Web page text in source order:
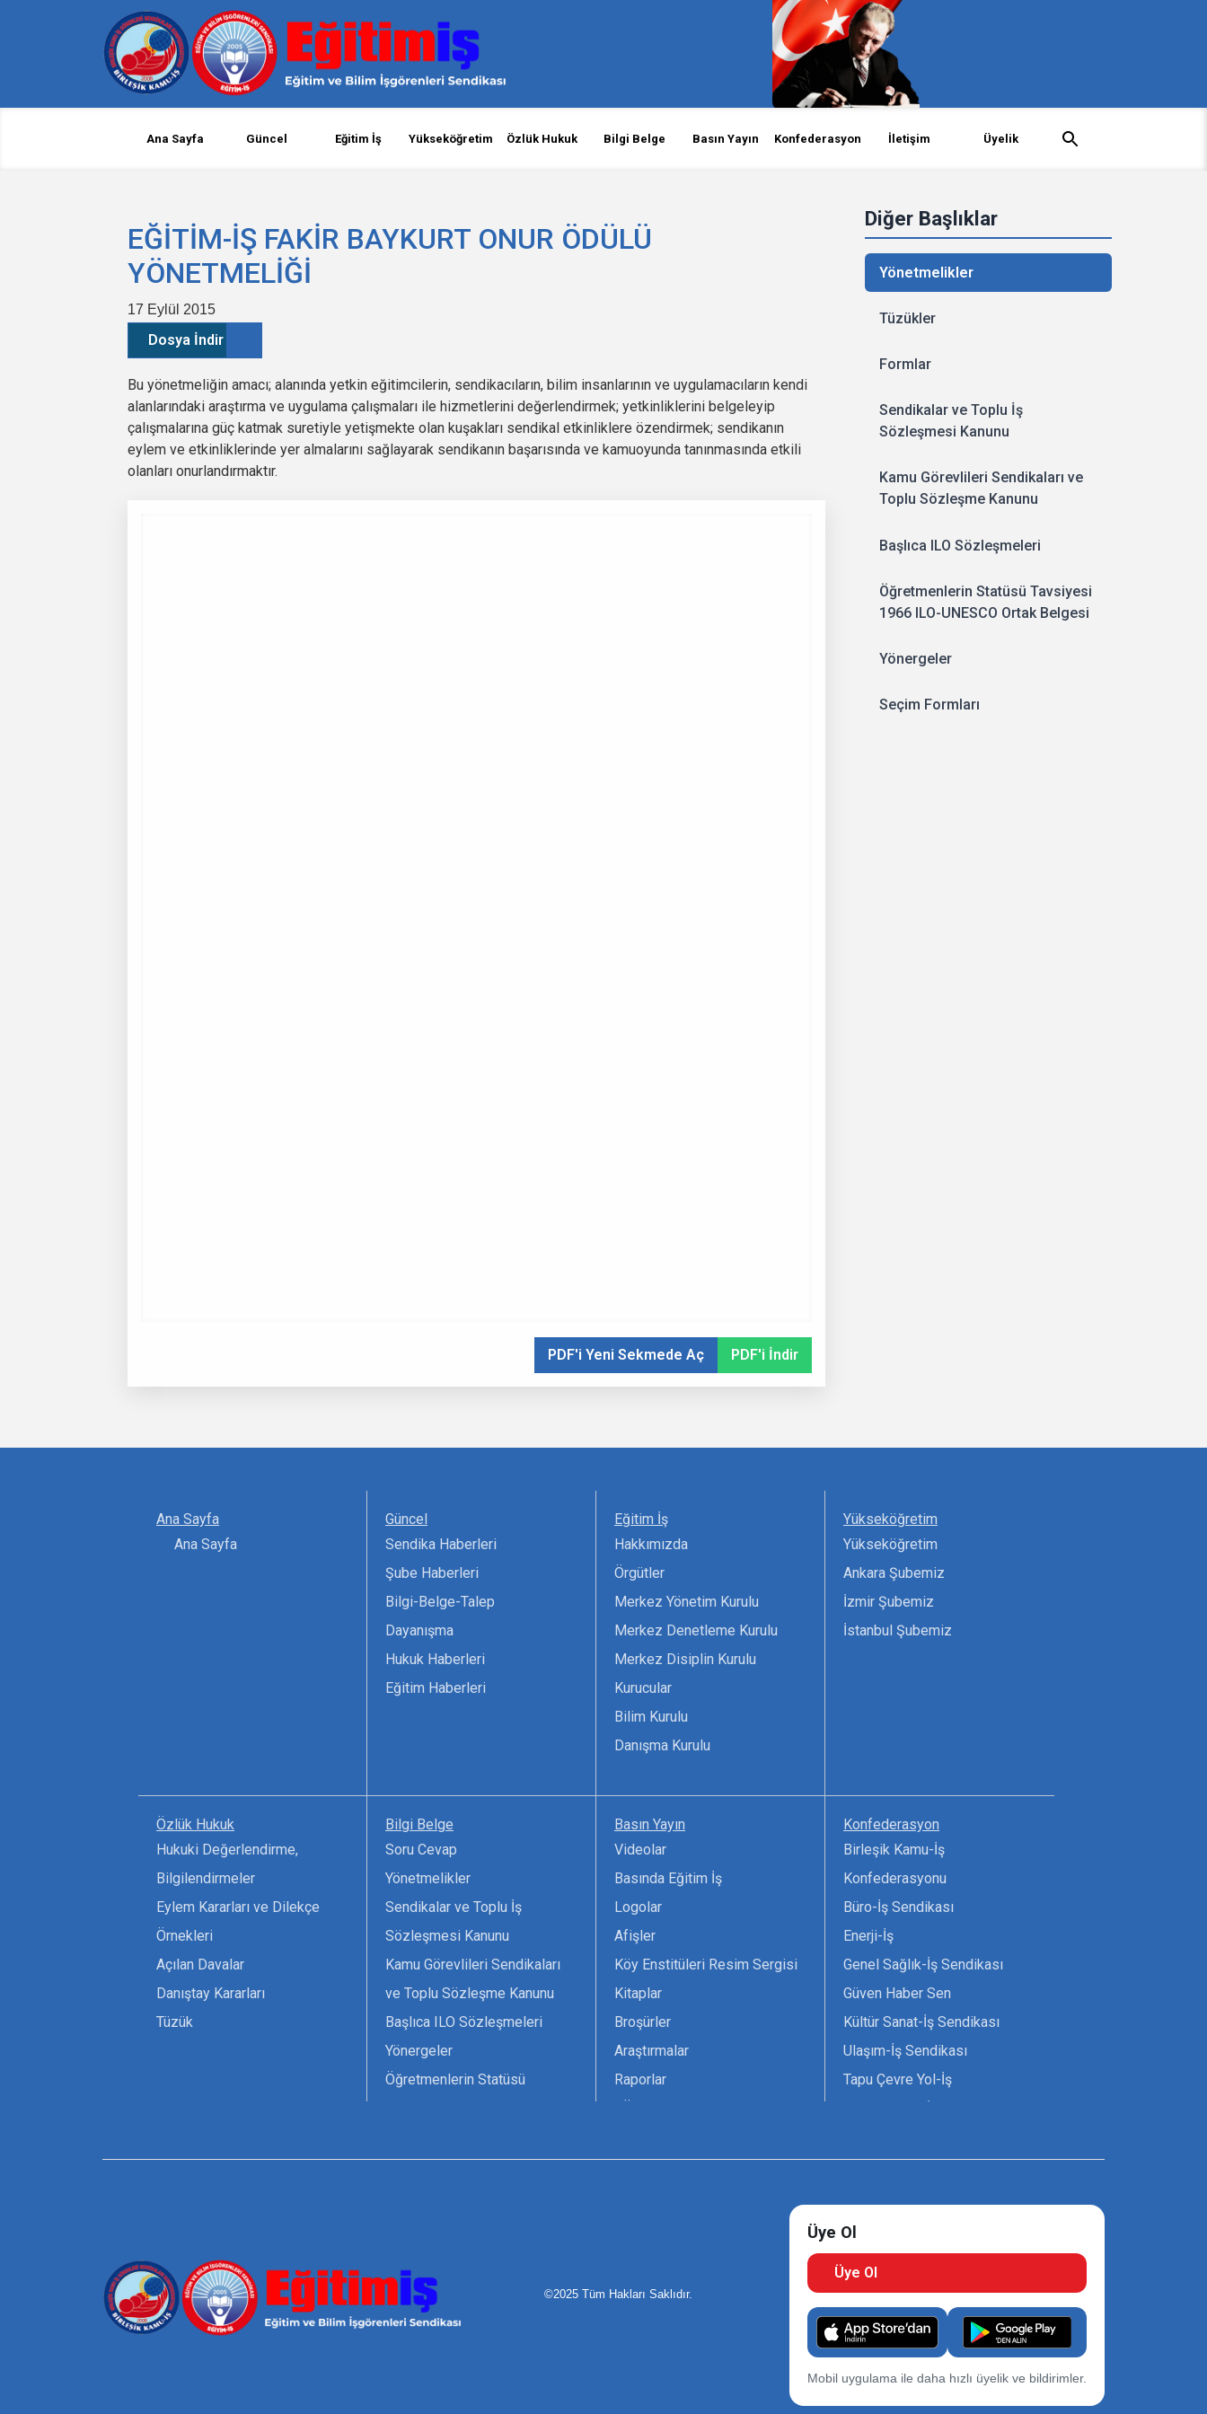
Ana Sayfa Güncel Eğitim İş Yükseköğretim Özlük Hukuk Bilgi Belge Basın Yayın Konfederasyon İletişim Üyelik
Diğer Başlıklar
Yönetmelikler
Tüzükler
Formlar
Sendikalar ve Toplu İş
Sözleşmesi Kanunu
Kamu Görevlileri Sendikaları ve
Toplu Sözleşme Kanunu
Başlıca ILO Sözleşmeleri
Öğretmenlerin Statüsü Tavsiyesi
1966 ILO-UNESCO Ortak Belgesi
Yönergeler
Seçim Formları
EĞİTİM-İŞ FAKİR BAYKURT ONUR ÖDÜLÜ
YÖNETMELİĞİ
17 Eylül 2015
Dosya İndir
Bu yönetmeliğin amacı; alanında yetkin eğitimcilerin, sendikacıların, bilim insanlarının ve uygulamacıların kendi
alanlarındaki araştırma ve uygulama çalışmaları ile hizmetlerini değerlendirmek; yetkinliklerini belgeleyip
çalışmalarına güç katmak suretiyle yetişmekte olan kuşakları sendikal etkinliklere özendirmek; sendikanın
eylem ve etkinliklerinde yer almalarını sağlayarak sendikanın başarısında ve kamuoyunda tanınmasında etkili
olanları onurlandırmaktır.
PDF'i Yeni Sekmede Aç PDF'i İndir
Ana Sayfa
Ana Sayfa
Güncel
Sendika Haberleri
Şube Haberleri
Bilgi-Belge-Talep
Dayanışma
Hukuk Haberleri
Eğitim Haberleri
Eğitim İş
Hakkımızda
Örgütler
Merkez Yönetim Kurulu
Merkez Denetleme Kurulu
Merkez Disiplin Kurulu
Kurucular
Bilim Kurulu
Danışma Kurulu
Yükseköğretim
Yükseköğretim
Ankara Şubemiz
İzmir Şubemiz
İstanbul Şubemiz
Özlük Hukuk
Hukuki Değerlendirme,
Bilgilendirmeler
Eylem Kararları ve Dilekçe
Örnekleri
Açılan Davalar
Danıştay Kararları
Tüzük
Bilgi Belge
Soru Cevap
Yönetmelikler
Sendikalar ve Toplu İş
Sözleşmesi Kanunu
Kamu Görevlileri Sendikaları
ve Toplu Sözleşme Kanunu
Başlıca ILO Sözleşmeleri
Yönergeler
Öğretmenlerin Statüsü
Seçim Formları
Basın Yayın
Videolar
Basında Eğitim İş
Logolar
Afişler
Köy Enstitüleri Resim Sergisi
Kitaplar
Broşürler
Araştırmalar
Raporlar
Pankartlar
Konfederasyon
Birleşik Kamu-İş
Konfederasyonu
Büro-İş Sendikası
Enerji-İş
Genel Sağlık-İş Sendikası
Güven Haber Sen
Kültür Sanat-İş Sendikası
Ulaşım-İş Sendikası
Tapu Çevre Yol-İş
Uzman Diyanet - Sen
©2025 Tüm Hakları Saklıdır.
Üye Ol
Üye Ol
Mobil uygulama ile daha hızlı üyelik ve bildirimler.